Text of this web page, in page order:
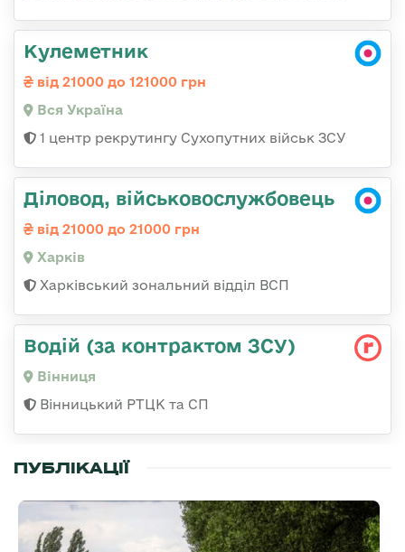
Кулеметник
від 21000 до 121000 грн
Вся Україна
1 центр рекрутингу Сухопутних військ ЗСУ
Діловод, військовослужбовець
від 21000 до 21000 грн
Харків
Харківський зональний відділ ВСП
Водій (за контрактом ЗСУ)
Вінниця
Вінницький РТЦК та СП
ПУБЛІКАЦІЇ